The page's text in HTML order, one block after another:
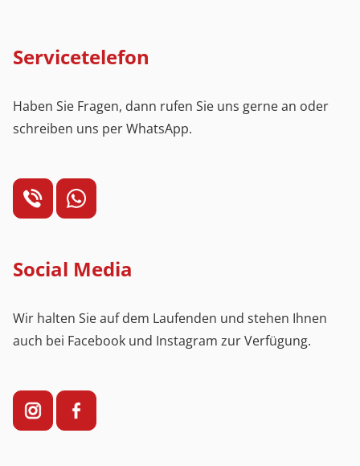
Servicetelefon
Haben Sie Fragen, dann rufen Sie uns gerne an oder
schreiben uns per WhatsApp.
Social Media
Wir halten Sie auf dem Laufenden und stehen Ihnen
auch bei Facebook und Instagram zur Verfügung.